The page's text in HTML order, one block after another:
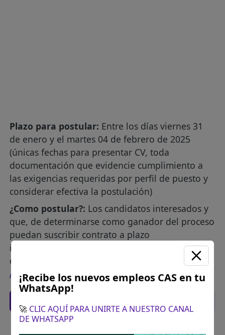
Plazo para postular: Entre los días viernes 31
de enero y el martes 04 de febrero de 2025
(únicas fechas para presentar CV, toda
documentación que evidencie cumplimiento a
las exigencias requeridas por perfil de puesto y
considerar efectiva la postulación)
¿Como postular?: Los candidatos interesados y
que, de determinarse como ganador del proceso
puedan suscribir contrato a plazo
indeterminado, deberán efectuar su registro y
determinar su participación mediante:
POSTULA
AQUÍ
Recomendaciones para postular
¡Recibe los nuevos empleos CAS en tu
WhatsApp!
🚀 CLIC AQUÍ PARA UNIRTE A NUESTRO CANAL
DE WHATSAPP